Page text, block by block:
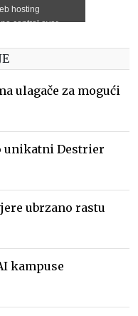
ulagače za mogući
unikatni Destrier
ubrzano rastu
kampuse